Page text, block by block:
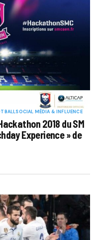
SOCIAL MÉDIA & INFLUENCE
2018 du SM
Experience » de